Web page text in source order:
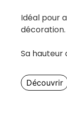
Idéal pour
décoration.
Sa hauteur
Découvrir